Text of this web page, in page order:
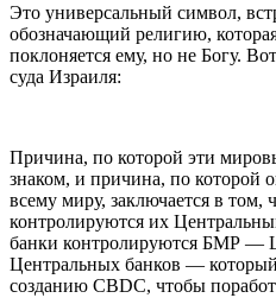
Это универсальный символ,
обозначающий религию,
поклоняется ему, но не Богу.
суда Израиля:
Причина, по которой эти
знаком, и причина, по которой
всему миру, заключается в том,
контролируются их
банки контролируются БМР —
Центральных банков —
созданию CBDC, чтобы